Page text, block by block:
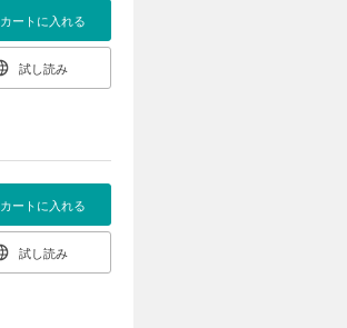
カートに入れる
試し読み
カートに入れる
試し読み